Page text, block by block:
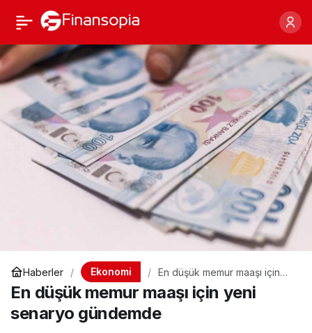
Haberler Ekonomi
En düşük memur maaşı için
yeni senaryo gündemde
En düşük memur maaşı için yeni
senaryo gündemde
En düşük memur maaşı
için yeni senaryo
gündemde
Paylaş